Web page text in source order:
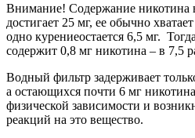
Внимание! Содержание никотина
достигает 25 мг, ее обычно
одно курениеостается 6,5 мг.
содержит 0,8 мг никотина – в 7,5
Водный фильтр задерживает
а остающихся почти 6 мг никотина
физической зависимости и
реакций на это вещество.